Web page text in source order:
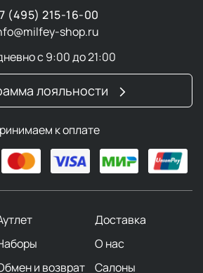
(495) 215-16-00
shop.ru
с 9:00 до 21:00
лояльности
к оплате
Доставка
О нас
и возврат Салоны